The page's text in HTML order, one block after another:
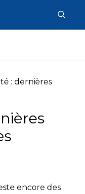
: dernières
encore des